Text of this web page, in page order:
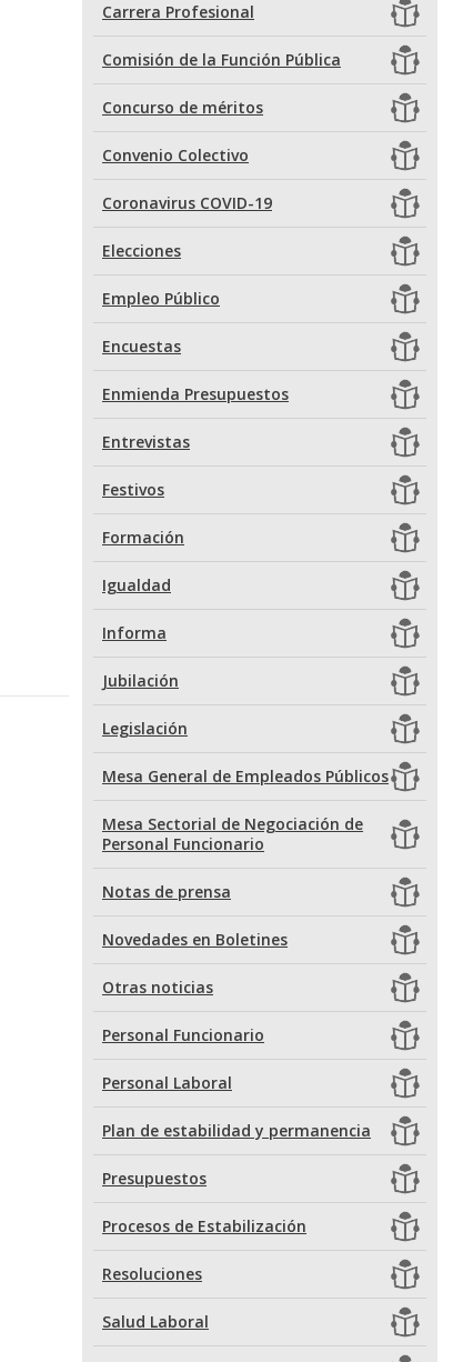
Carrera Profesional
Comisión de la Función Pública
Concurso de méritos
Convenio Colectivo
Coronavirus COVID-19
Elecciones
Empleo Público
Encuestas
Enmienda Presupuestos
Entrevistas
Festivos
Formación
Igualdad
Informa
Jubilación
Legislación
Mesa General de Empleados Públicos
Mesa Sectorial de Negociación de
Personal Funcionario
Notas de prensa
Novedades en Boletines
Otras noticias
Personal Funcionario
Personal Laboral
Plan de estabilidad y permanencia
Presupuestos
Procesos de Estabilización
Resoluciones
Salud Laboral